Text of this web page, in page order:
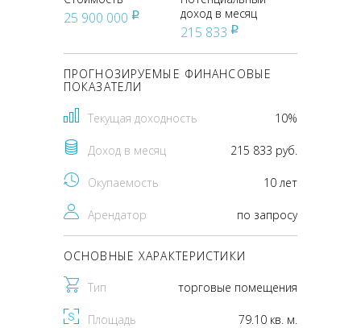
25 900 000 pуб
доход в месяц
215 833 pуб
ПРОГНОЗИРУЕМЫЕ ФИНАНСОВЫЕ
ПОКАЗАТЕЛИ
Текущая доходность 10%
Доход в месяц 215 833 руб.
Окупаемость 10 лет
Арендатор по запросу
ОСНОВНЫЕ ХАРАКТЕРИСТИКИ
Тип торговые помещения
Площадь 79.10 кв. м.